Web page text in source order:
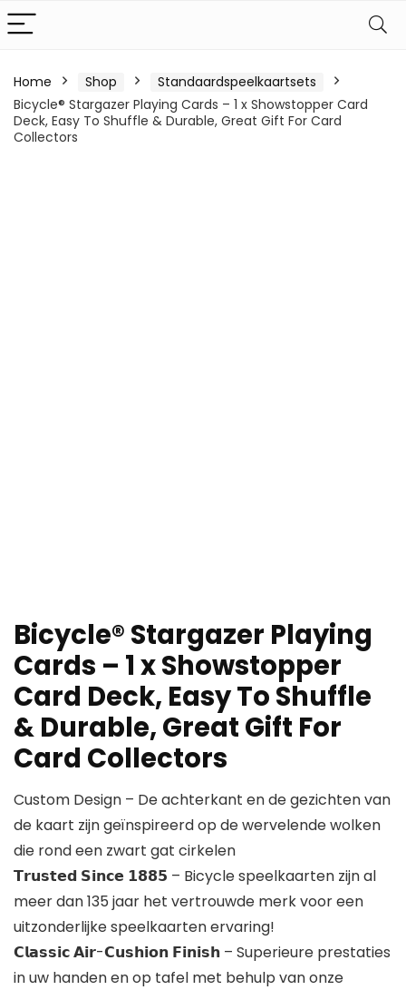
Home Shop
Standaardspeelkaartsets
Bicycle® Stargazer Playing Cards – 1 x Showstopper Card
Deck, Easy To Shuffle & Durable, Great Gift For Card
Collectors
Bicycle® Stargazer Playing
Cards – 1 x Showstopper
Card Deck, Easy To Shuffle
& Durable, Great Gift For
Card Collectors
Custom Design – De achterkant en de gezichten van
de kaart zijn geïnspireerd op de wervelende wolken
die rond een zwart gat cirkelen
𝗧𝗿𝘂𝘀𝘁𝗲𝗱 𝗦𝗶𝗻𝗰𝗲 𝟭𝟴𝟴𝟱 – Bicycle speelkaarten zijn al
meer dan 135 jaar het vertrouwde merk voor een
uitzonderlijke speelkaarten ervaring!
𝗖𝗹𝗮𝘀𝘀𝗶𝗰 𝗔𝗶𝗿-𝗖𝘂𝘀𝗵𝗶𝗼𝗻 𝗙𝗶𝗻𝗶𝘀𝗵 – Superieure prestaties
in uw handen en op tafel met behulp van onze